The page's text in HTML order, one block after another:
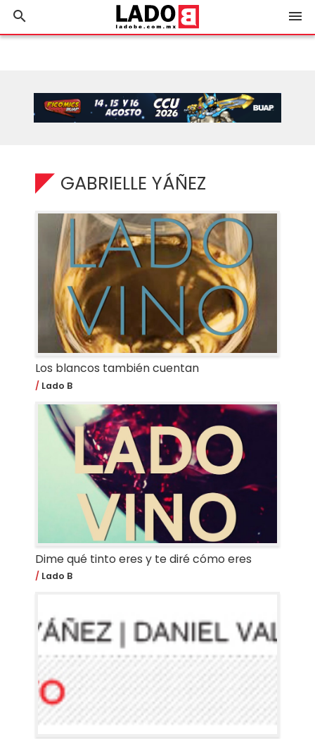
search menu
GABRIELLE YÁÑEZ
Los blancos también cuentan
Lado B
Dime qué tinto eres y te diré cómo eres
Lado B